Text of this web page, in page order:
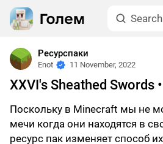
Ресурспаки
Enot 11 November, 2022
XXVI's Sheathed Swords
Поскольку в Minecraft мы не
мечи когда они находятся в
ресурс пак изменяет способ